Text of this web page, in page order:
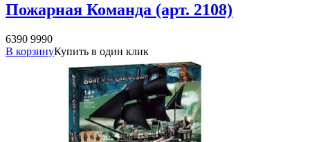
Пожарная Команда (арт. 2108)
6390 9990
В корзинуКупить в один клик